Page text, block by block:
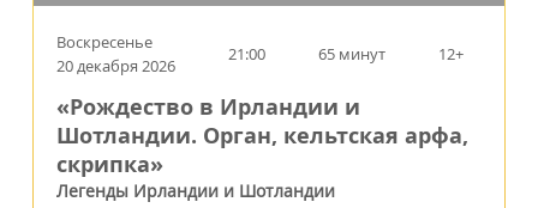
Воскресенье
20 декабря 2026
21:00 65 минут 12+
«Рождество в Ирландии и
Шотландии. Орган, кельтская арфа,
скрипка»
Легенды Ирландии и Шотландии